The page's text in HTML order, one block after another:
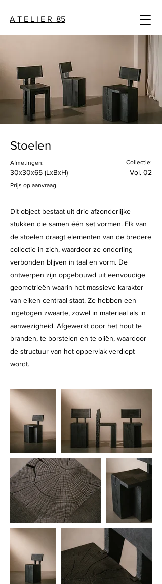
A T E L I E R 85
Stoelen
Afmetingen:
30x30x65 (LxBxH)
Collectie:
Vol. 02
Prijs op aanvraag
Dit object bestaat uit drie afzonderlijke
stukken die samen één set vormen. Elk van
de stoelen draagt elementen van de bredere
collectie in zich, waardoor ze onderling
verbonden blijven in taal en vorm. De
ontwerpen zijn opgebouwd uit eenvoudige
geometrieën waarin het massieve karakter
van eiken centraal staat. Ze hebben een
ingetogen zwaarte, zowel in materiaal als in
aanwezigheid. Afgewerkt door het hout te
branden, te borstelen en te oliën, waardoor
de structuur van het oppervlak verdiept
wordt.